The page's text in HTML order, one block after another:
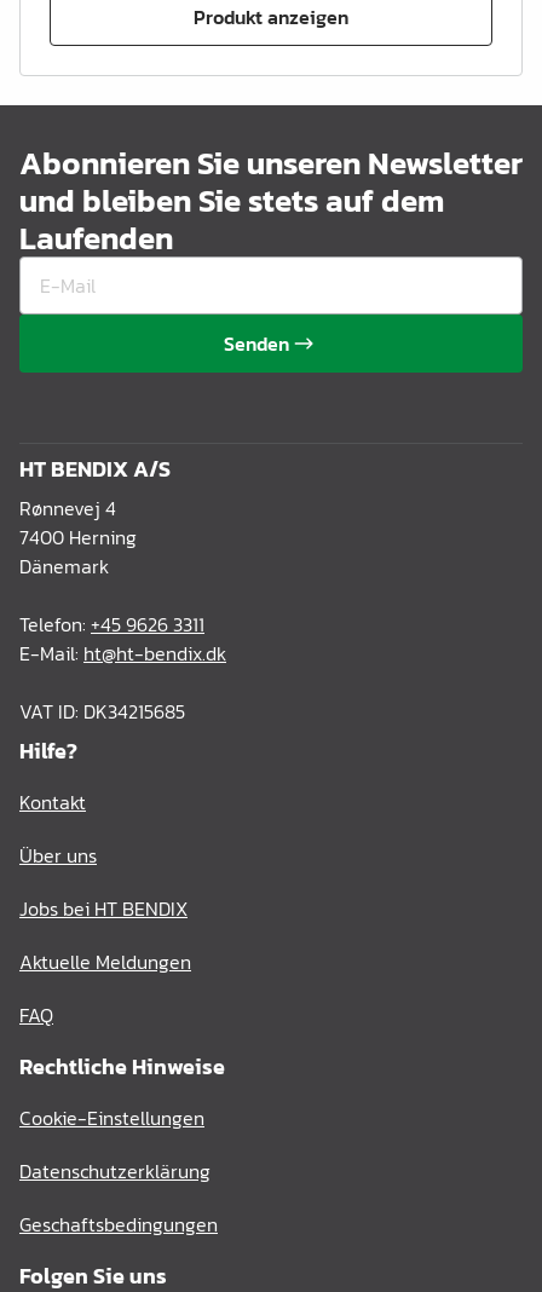
Produkt anzeigen
Abonnieren Sie unseren Newsletter
und bleiben Sie stets auf dem
Laufenden
Senden
HT BENDIX A/S
Rønnevej 4
7400 Herning
Dänemark
Telefon: +45 9626 3311
E-Mail: ht@ht-bendix.dk
VAT ID: DK34215685
Hilfe?
Kontakt
Über uns
Jobs bei HT BENDIX
Aktuelle Meldungen
FAQ
Rechtliche Hinweise
Cookie-Einstellungen
Datenschutzerklärung
Geschaftsbedingungen
Folgen Sie uns